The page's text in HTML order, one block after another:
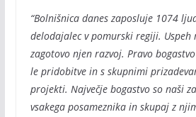
“Bolnišnica danes zaposluje 1074
delodajalec v pomurski regiji. Uspeh
zagotovo njen razvoj. Pravo
le pridobitve in s skupnimi
projekti. Največje bogastvo so naši
vsakega posameznika in skupaj z